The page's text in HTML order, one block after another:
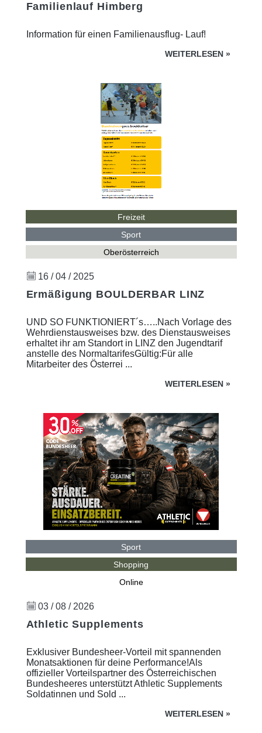
Familienlauf Himberg
Information für einen Familienausflug- Lauf!
WEITERLESEN »
Freizeit
Sport
Oberösterreich
16 / 04 / 2025
Ermäßigung BOULDERBAR LINZ
UND SO FUNKTIONIERT´s…..Nach Vorlage des
Wehrdienstausweises bzw. des Dienstausweises
erhaltet ihr am Standort in LINZ den Jugendtarif
anstelle des NormaltarifesGültig:Für alle
Mitarbeiter des Österrei ...
WEITERLESEN »
Sport
Shopping
Online
03 / 08 / 2026
Athletic Supplements
Exklusiver Bundesheer-Vorteil mit spannenden
Monatsaktionen für deine Performance!Als
offizieller Vorteilspartner des Österreichischen
Bundesheeres unterstützt Athletic Supplements
Soldatinnen und Sold ...
WEITERLESEN »